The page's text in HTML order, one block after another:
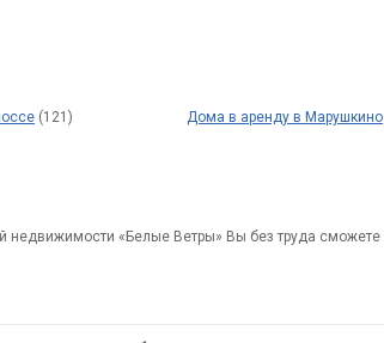
(121) Дома в аренду в Марушкино
недвижимости «Белые Ветры» Вы без труда сможете